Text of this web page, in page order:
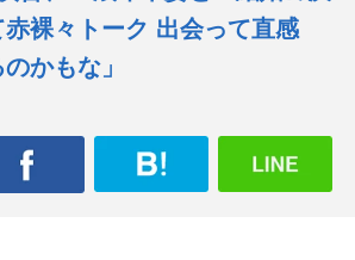
裸々トーク 出会って直感
かもな」